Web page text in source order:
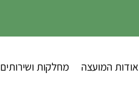
אודות המועצה מחלקות ושירותים